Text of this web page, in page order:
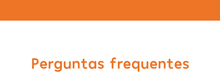
Perguntas frequentes